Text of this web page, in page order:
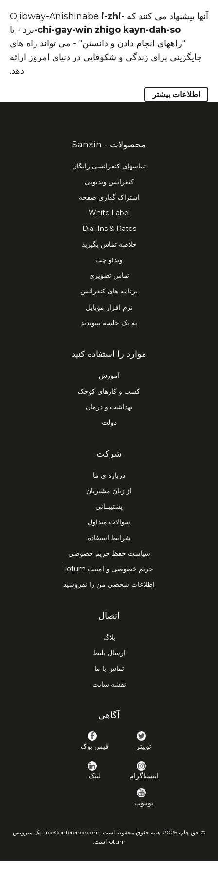
آنها پیشنهاد می کنند که Ojibway-Anishinabe i-zhi-
chi-gay-win zhigo kayn-dah-so- برد - یا
"راههای انجام دادن و دانستن" - می تواند راه های
جایگزینی برای زندگی و شکوفایی در دنیای امروز ارائه
دهد.
اطلاعات بیشتر
محصولات - Sanxin
تماسهای کنفرانسی رایگان
کنفرانس ویدیویی
اشتراک گذاری صفحه
White Label
Dial-Ins & Rates
خلاصه تماس بگیرید
ویدئو چت
تماس تصویری
برنامه های کنفرانس
نرم افزار موبایل
به یک جلسه بپیوندید
موارد را استفاده کنید
آموزش
کسب و کارهای کوچک
بهداشت و درمان
دولت
شرکت
درباره‌ ی ما
از زبان مشتریان
پشتیبــانی
سوالات متداول
شرایط استفاده
سیاست حفظ حریم خصوصی
حریم خصوصی و امنیت iotum
اطلاعات شخصی من را نفروشید
اتصال
بلاگ
ارسال بلیط
تماس با ما
نقشه سایت
آگاهی
توییتر فیس بوک
اینستاگرام لینک
یوتیوب
© حق چاپ 2025. همه حقوق محفوظ است. FreeConference.com یک سرویس
iotum است.